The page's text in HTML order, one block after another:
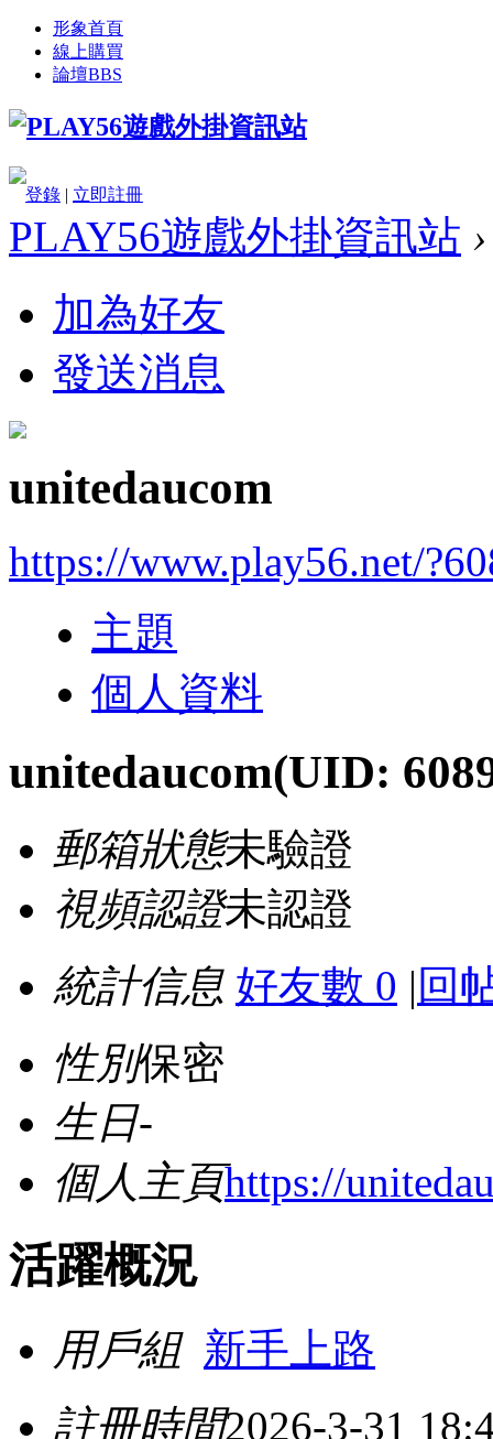
形象首頁
線上購買
論壇BBS
登錄 | 立即註冊
PLAY56遊戲外掛資訊站 ›
加為好友
發送消息
unitedaucom
https://www.play56.net/
主題
個人資料
unitedaucom(UID:
郵箱狀態未驗證
視頻認證未認證
統計信息 好友數 0 | 回
性別保密
生日-
個人主頁https://
活躍概況
用戶組 新手上路
註冊時間2026-3-31